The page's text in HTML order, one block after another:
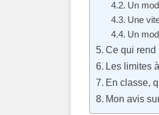
Un
Une
Un
Ce qui rend
Les limites
En classe,
Mon avis